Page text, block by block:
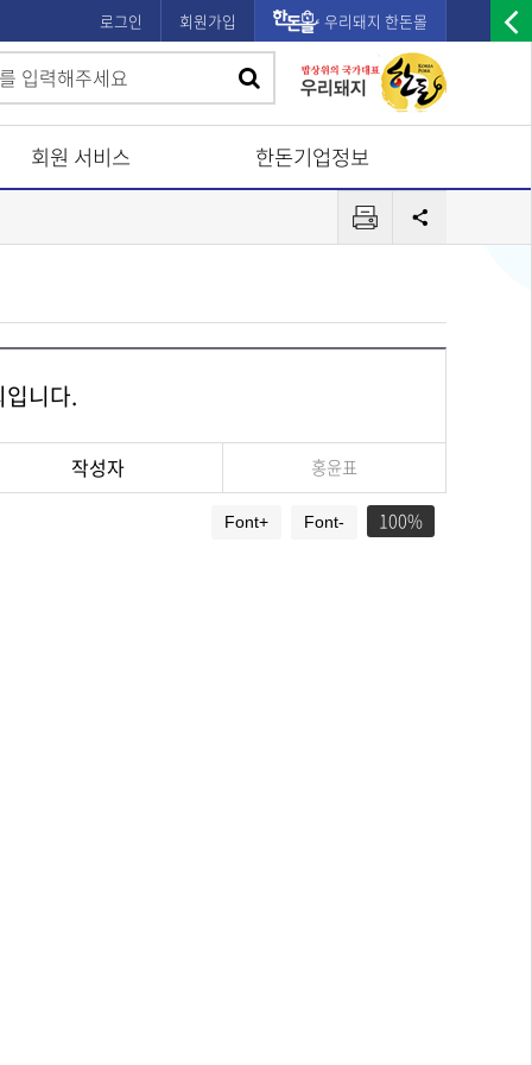
로그인 회원가입 우리돼지 한돈몰
우
광
배
너
색
회원 서비스 한돈기업정보
프
린
공
유
니다.
작성자 홍윤표
100
Font+ Font-